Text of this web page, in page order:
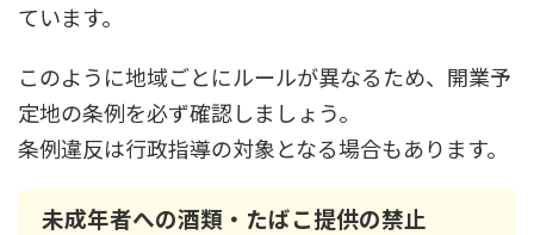
ています。
このように地域ごとにルールが異なるため、開業予
定地の条例を必ず確認しましょう。
条例違反は行政指導の対象となる場合もあります。
未成年者への酒類・たばこ提供の禁止